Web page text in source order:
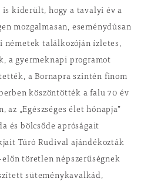
kiderült, hogy a tavalyi év a
mozgalmasan, eseménydúsan
németek találkozóján ízletes,
a gyermeknapi programot
a Bornapra szintén finom
köszöntötték a falu 70 év
„Egészséges élet hónapja”
és bölcsőde apróságait
Túró Rudival ajándékozták
töretlen népszerűségnek
süteménykavalkád,